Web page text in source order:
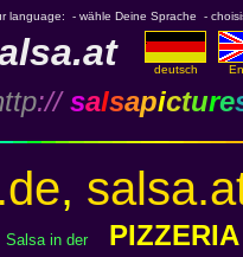
language: - wähle Deine Sprache -
deutsch
:// salsapicture
,
Salsa in der